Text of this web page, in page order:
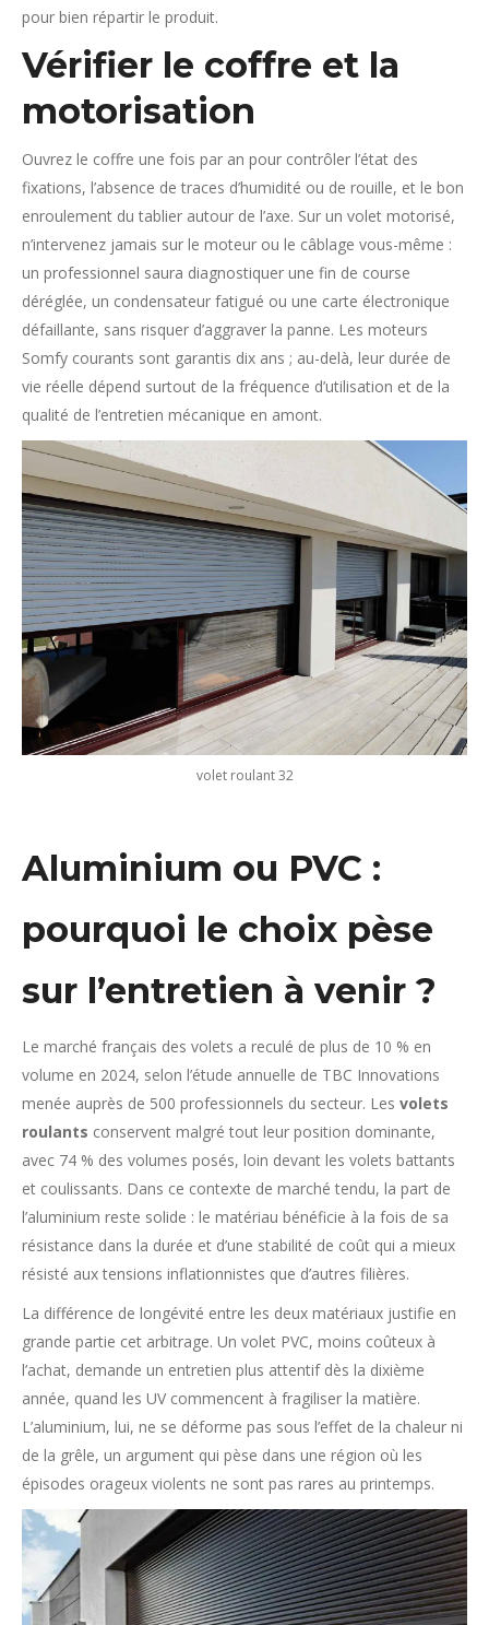
pour bien répartir le produit.
Vérifier le coffre et la
motorisation
Ouvrez le coffre une fois par an pour contrôler l’état des
fixations, l’absence de traces d’humidité ou de rouille, et le bon
enroulement du tablier autour de l’axe. Sur un volet motorisé,
n’intervenez jamais sur le moteur ou le câblage vous-même :
un professionnel saura diagnostiquer une fin de course
déréglée, un condensateur fatigué ou une carte électronique
défaillante, sans risquer d’aggraver la panne. Les moteurs
Somfy courants sont garantis dix ans ; au-delà, leur durée de
vie réelle dépend surtout de la fréquence d’utilisation et de la
qualité de l’entretien mécanique en amont.
volet roulant 32
Aluminium ou PVC :
pourquoi le choix pèse
sur l’entretien à venir ?
Le marché français des volets a reculé de plus de 10 % en
volume en 2024, selon l’étude annuelle de TBC Innovations
menée auprès de 500 professionnels du secteur. Les volets
roulants conservent malgré tout leur position dominante,
avec 74 % des volumes posés, loin devant les volets battants
et coulissants. Dans ce contexte de marché tendu, la part de
l’aluminium reste solide : le matériau bénéficie à la fois de sa
résistance dans la durée et d’une stabilité de coût qui a mieux
résisté aux tensions inflationnistes que d’autres filières.
La différence de longévité entre les deux matériaux justifie en
grande partie cet arbitrage. Un volet PVC, moins coûteux à
l’achat, demande un entretien plus attentif dès la dixième
année, quand les UV commencent à fragiliser la matière.
L’aluminium, lui, ne se déforme pas sous l’effet de la chaleur ni
de la grêle, un argument qui pèse dans une région où les
épisodes orageux violents ne sont pas rares au printemps.